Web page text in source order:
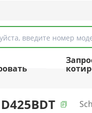
введите номер